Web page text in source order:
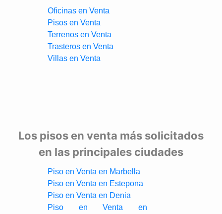
Oficinas en Venta
Pisos en Venta
Terrenos en Venta
Trasteros en Venta
Villas en Venta
Los pisos en venta más solicitados
en las principales ciudades
Piso en Venta en Marbella
Piso en Venta en Estepona
Piso en Venta en Denia
Piso en Venta en